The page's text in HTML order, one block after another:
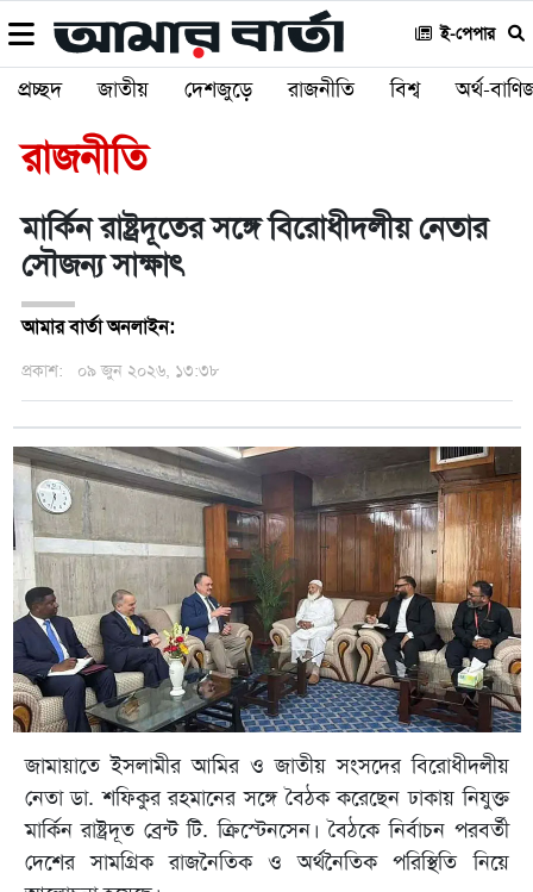
ই-পেপার
প্রচ্ছদ জাতীয় দেশজুড়ে রাজনীতি বিশ্ব অর্থ-
রাজনীতি
মার্কিন রাষ্ট্রদূতের সঙ্গে বিরোধীদলীয় নেতার
সৌজন্য সাক্ষাৎ
আমার বার্তা অনলাইন:
প্রকাশ: ০৯ জুন ২০২৬, ১৩:৩৮
জামায়াতে ইসলামীর আমির ও জাতীয় সংসদের বিরোধীদলীয়
নেতা ডা. শফিকুর রহমানের সঙ্গে বৈঠক করেছেন ঢাকায় নিযুক্ত
মার্কিন রাষ্ট্রদূত ব্রেন্ট টি. ক্রিস্টেনসেন। বৈঠকে নির্বাচন পরবর্তী
দেশের সামগ্রিক রাজনৈতিক ও অর্থনৈতিক পরিস্থিতি নিয়ে